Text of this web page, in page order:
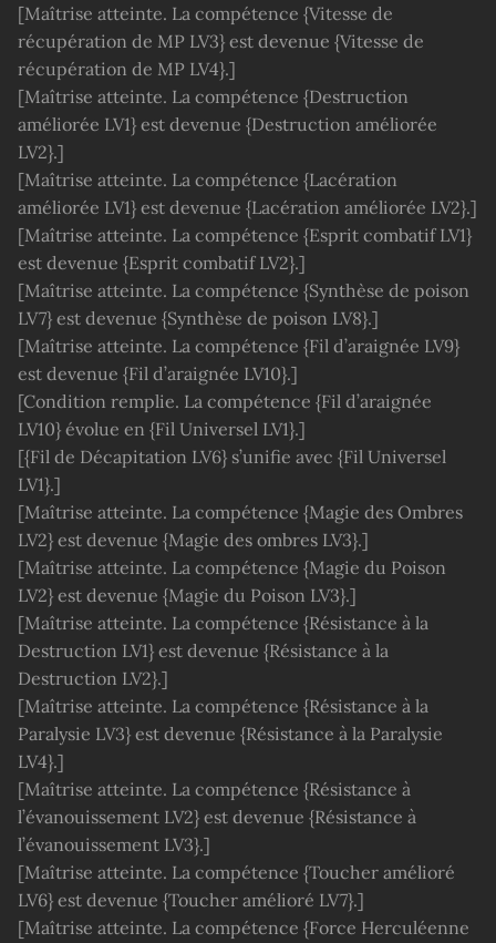
[Maîtrise atteinte. La compétence {Vitesse de
récupération de MP LV3} est devenue {Vitesse de
récupération de MP LV4}.]
[Maîtrise atteinte. La compétence {Destruction
améliorée LV1} est devenue {Destruction améliorée
LV2}.]
[Maîtrise atteinte. La compétence {Lacération
améliorée LV1} est devenue {Lacération améliorée LV2}.]
[Maîtrise atteinte. La compétence {Esprit combatif LV1}
est devenue {Esprit combatif LV2}.]
[Maîtrise atteinte. La compétence {Synthèse de poison
LV7} est devenue {Synthèse de poison LV8}.]
[Maîtrise atteinte. La compétence {Fil d’araignée LV9}
est devenue {Fil d’araignée LV10}.]
[Condition remplie. La compétence {Fil d’araignée
LV10} évolue en {Fil Universel LV1}.]
[{Fil de Décapitation LV6} s’unifie avec {Fil Universel
LV1}.]
[Maîtrise atteinte. La compétence {Magie des Ombres
LV2} est devenue {Magie des ombres LV3}.]
[Maîtrise atteinte. La compétence {Magie du Poison
LV2} est devenue {Magie du Poison LV3}.]
[Maîtrise atteinte. La compétence {Résistance à la
Destruction LV1} est devenue {Résistance à la
Destruction LV2}.]
[Maîtrise atteinte. La compétence {Résistance à la
Paralysie LV3} est devenue {Résistance à la Paralysie
LV4}.]
[Maîtrise atteinte. La compétence {Résistance à
l’évanouissement LV2} est devenue {Résistance à
l’évanouissement LV3}.]
[Maîtrise atteinte. La compétence {Toucher amélioré
LV6} est devenue {Toucher amélioré LV7}.]
[Maîtrise atteinte. La compétence {Force Herculéenne